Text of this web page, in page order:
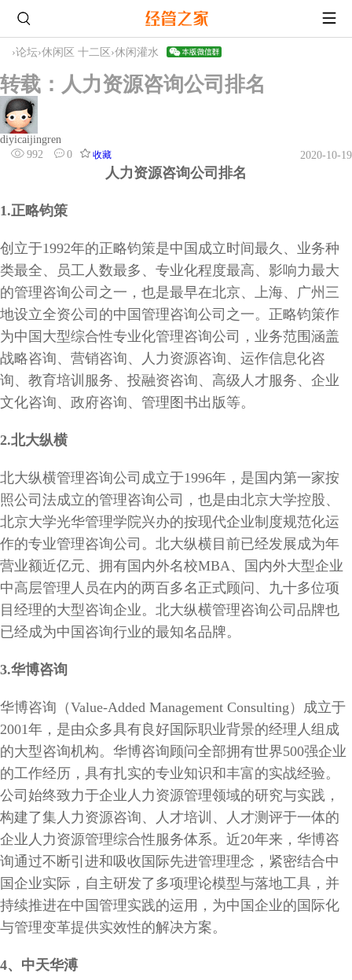
›论坛›休闲区 十二区 ›休闲灌水
转载：人力资源咨询公司排名
diyicaijingren
992
0 收藏 2020-10-19
人力资源咨询公司排名
1.正略钧策
创立于1992年的正略钧策是中国成立时间最久、业务种
类最全、员工人数最多、专业化程度最高、影响力最大
的管理咨询公司之一，也是最早在北京、上海、广州三
地设立全资公司的中国管理咨询公司之一。正略钧策作
为中国大型综合性专业化管理咨询公司，业务范围涵盖
战略咨询、营销咨询、人力资源咨询、运作信息化咨
询、教育培训服务、投融资咨询、高级人才服务、企业
文化咨询、政府咨询、管理图书出版等。
2.北大纵横
北大纵横管理咨询公司成立于1996年，是国内第一家按
照公司法成立的管理咨询公司，也是由北京大学控股、
北京大学光华管理学院兴办的按现代企业制度规范化运
作的专业管理咨询公司。北大纵横目前已经发展成为年
营业额近亿元、拥有国内外名校MBA、国内外大型企业
中高层管理人员在内的两百多名正式顾问、九十多位项
目经理的大型咨询企业。北大纵横管理咨询公司品牌也
已经成为中国咨询行业的最知名品牌。
3.华博咨询
华博咨询（Value-Added Management Consulting）成立于
2001年，是由众多具有良好国际职业背景的经理人组成
的大型咨询机构。华博咨询顾问全部拥有世界500强企业
的工作经历，具有扎实的专业知识和丰富的实战经验。
公司始终致力于企业人力资源管理领域的研究与实践，
构建了集人力资源咨询、人才培训、人才测评于一体的
企业人力资源管理综合性服务体系。近20年来，华博咨
询通过不断引进和吸收国际先进管理理念，紧密结合中
国企业实际，自主研发了多项理论模型与落地工具，并
持续推进在中国管理实践的运用，为中国企业的国际化
与管理变革提供实效性的解决方案。
4、中天华溥